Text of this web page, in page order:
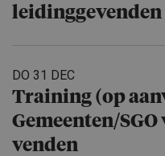
DO 31 DEC
Training (op
Gemeenten/​
venden